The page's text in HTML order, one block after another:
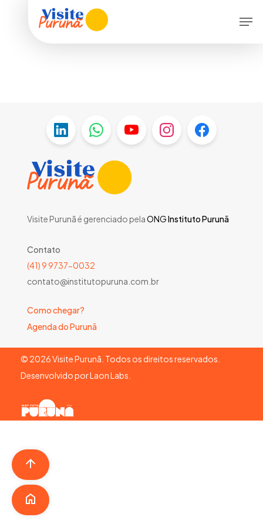
Visite Purunã é gerenciado pelaONGInstituto Purunã
Contato
(41) 9 9737-0032
contato@institutopuruna.com.br
Como chegar?
Agenda do Purunã
© 2026Visite Purunã. Todos os direitos reservados.
Desenvolvido porLaon Labs